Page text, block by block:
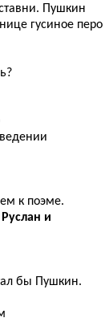
Пушкин
гусиное перо
к поэме.
и
бы Пушкин.